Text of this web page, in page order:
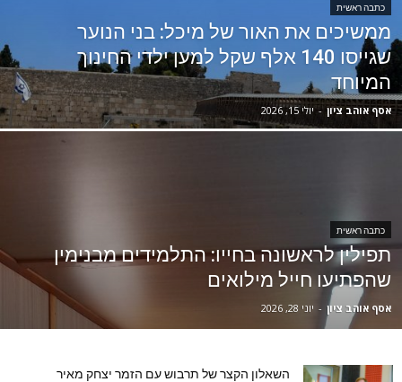
כתבה ראשית
ממשיכים את האור של מיכל: בני הנוער
שגייסו 140 אלף שקל למען ילדי החינוך
המיוחד
אסף אוהב ציון - יולי 15, 2026
כתבה ראשית
תפילין לראשונה בחייו: התלמידים מבנימין
שהפתיעו חייל מילואים
אסף אוהב ציון - יוני 28, 2026
השאלון הקצר של תרבוש עם הזמר יצחק מאיר